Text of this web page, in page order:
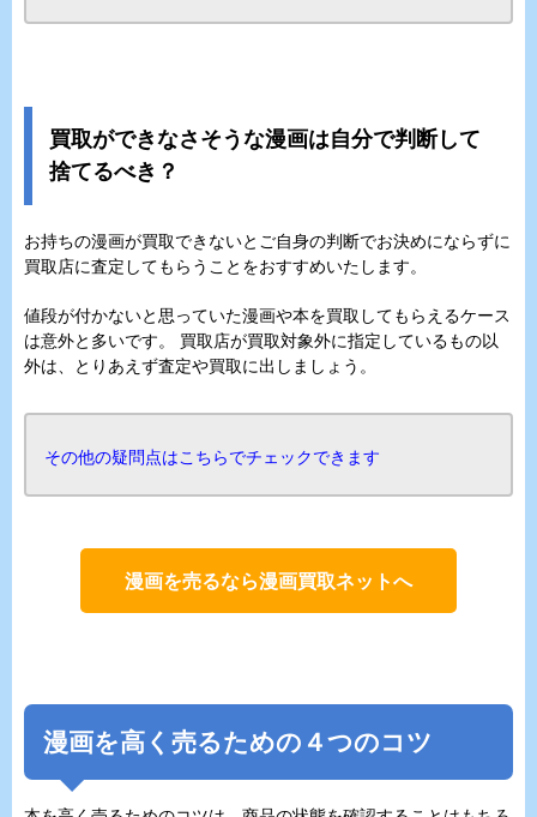
買取ができなさそうな漫画は自分で判断して
捨てるべき？
お持ちの漫画が買取できないとご自身の判断でお決めにならずに
買取店に査定してもらうことをおすすめいたします。
値段が付かないと思っていた漫画や本を買取してもらえるケース
は意外と多いです。 買取店が買取対象外に指定しているもの以
外は、とりあえず査定や買取に出しましょう。
その他の疑問点はこちらでチェックできます
漫画を売るなら漫画買取ネットへ
漫画を高く売るための４つのコツ